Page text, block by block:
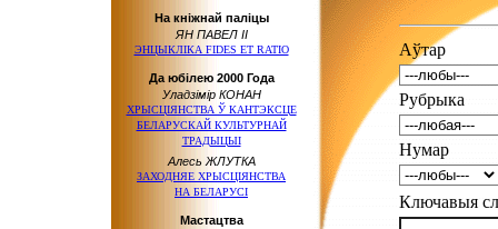
На кніжнай паліцы
ЯН ПАВЕЛ ІІ
ЭНЦЫКЛІКА FIDES ET RATIO
Да юбілею 2000 Года
Уладзімір КОНАН
ХРЫСЦІЯНСТВА Ў КАНТЭКСЦЕ
БЕЛАРУСКАЙ КУЛЬТУРНАЙ
ТРАДЫЦЫІ
Алесь ЖЛУТКА
ЗАХОДНЯЕ ХРЫСЦІЯНСТВА
НА БЕЛАРУСІ
Мастацтва
Аўтар
Рубрыка
Нумар
Ключавыя